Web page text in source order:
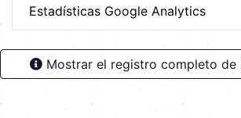
Estadísticas Google Analytics
Mostrar el registro completo de